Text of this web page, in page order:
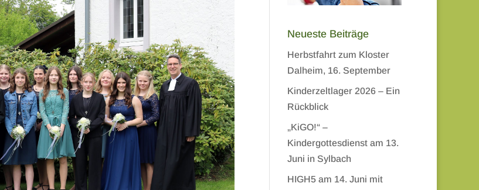
Neueste Beiträge
Herbstfahrt zum Kloster
Dalheim, 16. September
Kinderzeltlager 2026 – Ein
Rückblick
„KiGO!“ –
Kindergottesdienst am 13.
Juni in Sylbach
HIGH5 am 14. Juni mit